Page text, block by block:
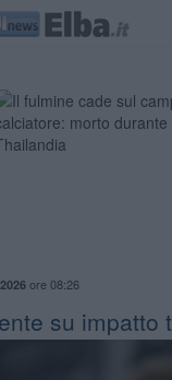
ore 08:26
su impatto